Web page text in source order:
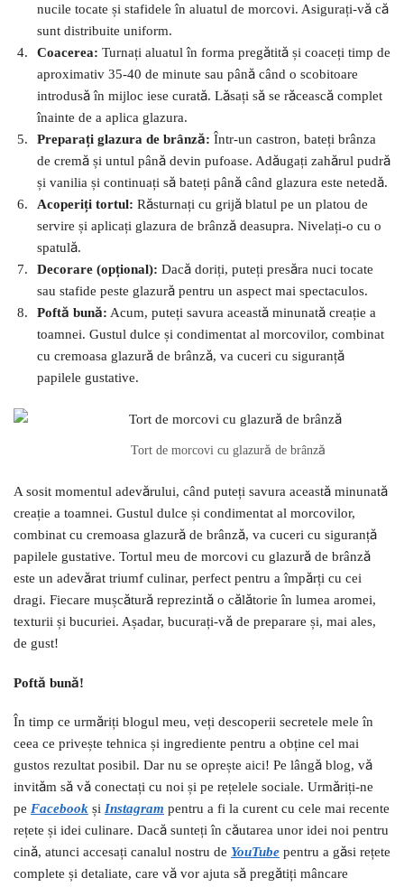
nucile tocate și stafidele în aluatul de morcovi. Asigurați-vă că
sunt distribuite uniform.
Coacerea: Turnați aluatul în forma pregătită și coaceți timp de
aproximativ 35-40 de minute sau până când o scobitoare
introdusă în mijloc iese curată. Lăsați să se răcească complet
înainte de a aplica glazura.
Preparați glazura de brânză: Într-un castron, bateți brânza
de cremă și untul până devin pufoase. Adăugați zahărul pudră
și vanilia și continuați să bateți până când glazura este netedă.
Acoperiți tortul: Răsturnați cu grijă blatul pe un platou de
servire și aplicați glazura de brânză deasupra. Nivelați-o cu o
spatulă.
Decorare (opțional): Dacă doriți, puteți presăra nuci tocate
sau stafide peste glazură pentru un aspect mai spectaculos.
Poftă bună: Acum, puteți savura această minunată creație a
toamnei. Gustul dulce și condimentat al morcovilor, combinat
cu cremoasa glazură de brânză, va cuceri cu siguranță
papilele gustative.
Tort de morcovi cu glazură de brânză
A sosit momentul adevărului, când puteți savura această minunată
creație a toamnei. Gustul dulce și condimentat al morcovilor,
combinat cu cremoasa glazură de brânză, va cuceri cu siguranță
papilele gustative. Tortul meu de morcovi cu glazură de brânză
este un adevărat triumf culinar, perfect pentru a împărți cu cei
dragi. Fiecare mușcătură reprezintă o călătorie în lumea aromei,
texturii și bucuriei. Așadar, bucurați-vă de preparare și, mai ales,
de gust!
Poftă bună!
În timp ce urmăriți blogul meu, veți descoperii secretele mele în
ceea ce privește tehnica și ingrediente pentru a obține cel mai
gustos rezultat posibil. Dar nu se oprește aici! Pe lângă blog, vă
invităm să vă conectați cu noi și pe rețelele sociale. Urmăriți-ne
pe Facebook și Instagram pentru a fi la curent cu cele mai recente
rețete și idei culinare. Dacă sunteți în căutarea unor idei noi pentru
cină, atunci accesați canalul nostru de YouTube pentru a găsi rețete
complete și detaliate, care vă vor ajuta să pregătiți mâncare